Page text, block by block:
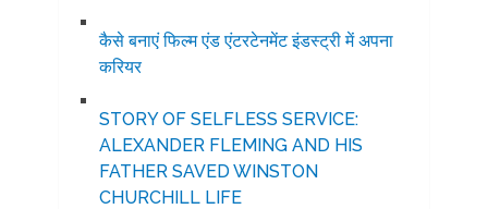
कैसे बनाएं फिल्म एंड एंटरटेनमेंट इंडस्ट्री में अपना
करियर
STORY OF SELFLESS SERVICE:
ALEXANDER FLEMING AND HIS
FATHER SAVED WINSTON
CHURCHILL LIFE